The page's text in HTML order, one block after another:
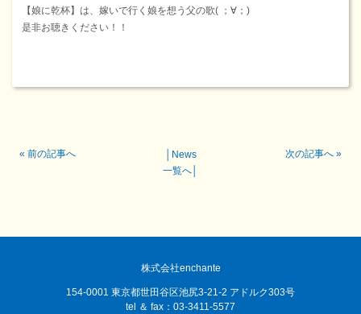
【娘に乾杯】は、嫁いで行く娘を想う父の歌( ；∀；)
是非お聴きください！！
« 前の記事へ
News
一覧へ
次の記事へ »
株式会社enchante
154-0001 東京都世田谷区池尻3-21-2 アドルク303号
tel ＆ fax：03-3411-5577